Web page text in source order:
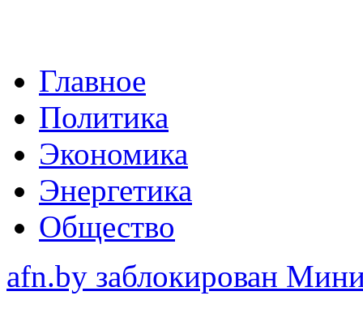
Главное
Политика
Экономика
Энергетика
Общество
afn.by заблокирован